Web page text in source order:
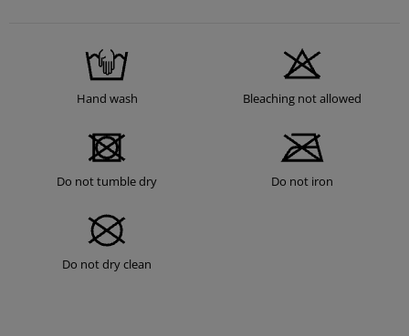
Hand wash Bleaching not allowed
Do not tumble dry Do not iron
Do not dry clean